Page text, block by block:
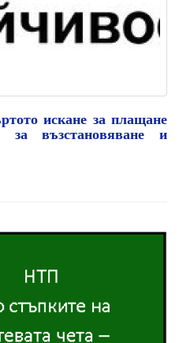
искане за плащане
възстановяване и